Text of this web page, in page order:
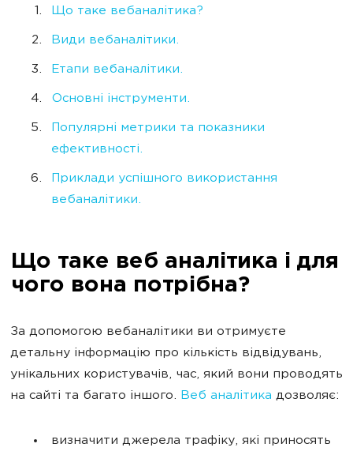
Що таке вебаналітика?
Види вебаналітики.
Етапи вебаналітики.
Основні інструменти.
Популярні метрики та показники
ефективності.
Приклади успішного використання
вебаналітики.
Що таке веб аналітика і для
чого вона потрібна?
За допомогою вебаналітики ви отримуєте
детальну інформацію про кількість відвідувань,
унікальних користувачів, час, який вони проводять
на сайті та багато іншого. Веб аналітика дозволяє:
визначити джерела трафіку, які приносять